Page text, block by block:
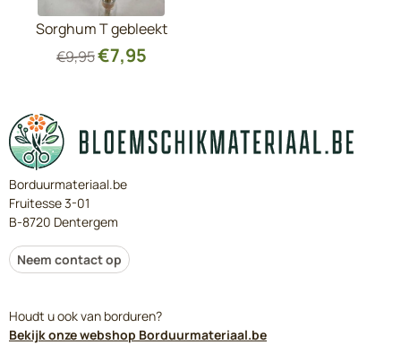
Sorghum T gebleekt
€9,95€7,95
Borduurmateriaal.be
Fruitesse 3-01
B-8720 Dentergem
Neem contact op
Houdt u ook van borduren?
Bekijk onze webshop Borduurmateriaal.be